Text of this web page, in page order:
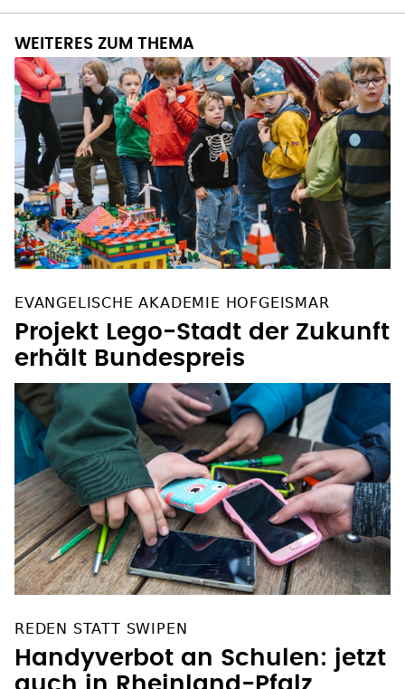
WEITERES ZUM THEMA
EVANGELISCHE AKADEMIE HOFGEISMAR
Projekt Lego-Stadt der Zukunft
erhält Bundespreis
REDEN STATT SWIPEN
Handyverbot an Schulen: jetzt